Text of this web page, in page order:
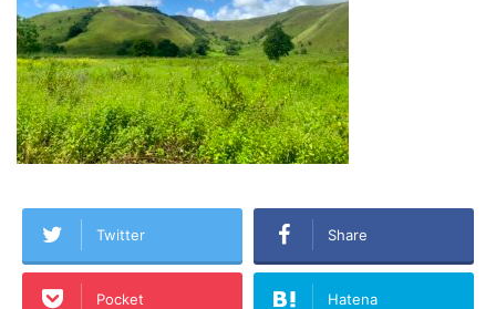
Twitter Share
Pocket Hatena